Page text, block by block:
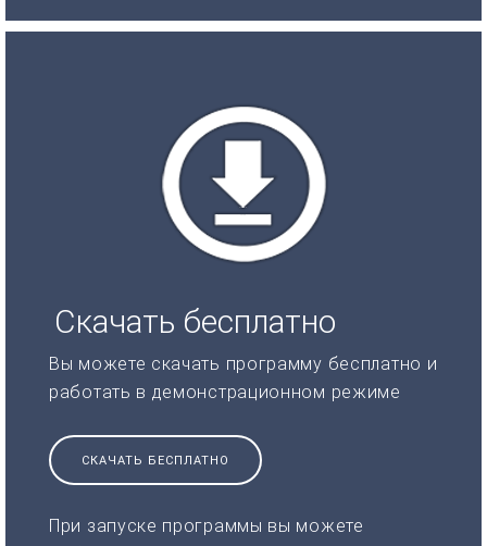
Скачать бесплатно
Вы можете скачать программу бесплатно и
работать в демонстрационном режиме
СКАЧАТЬ БЕСПЛАТНО
При запуске программы вы можете